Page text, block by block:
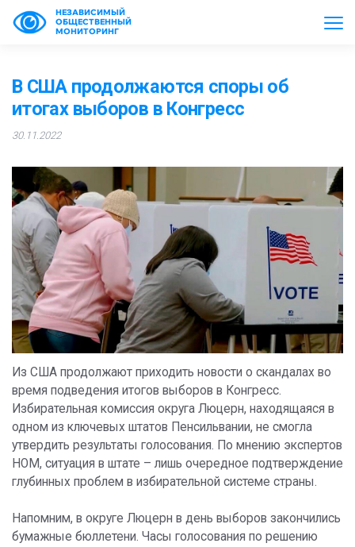
НЕЗАВИСИМЫЙ
ОБЩЕСТВЕННЫЙ
МОНИТОРИНГ
В США продолжаются споры об
итогах выборов в Конгресс
30.11.2022
Из США продолжают приходить новости о скандалах во
время подведения итогов выборов в Конгресс.
Избирательная комиссия округа Люцерн, находящаяся в
одном из ключевых штатов Пенсильвании, не смогла
утвердить результаты голосования. По мнению экспертов
НОМ, ситуация в штате – лишь очередное подтверждение
глубинных проблем в избирательной системе страны.
Напомним, в округе Люцерн в день выборов закончились
бумажные бюллетени. Часы голосования по решению